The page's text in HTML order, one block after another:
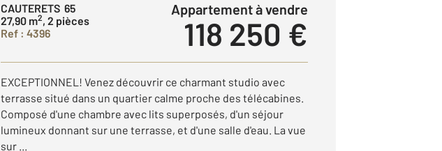
CAUTERETS 65
27,90 m2, 2 pièces
Ref : 4396
Appartement à vendre
118 250 €
EXCEPTIONNEL! Venez découvrir ce charmant studio avec
terrasse situé dans un quartier calme proche des télécabines.
Composé d'une chambre avec lits superposés, d'un séjour
lumineux donnant sur une terrasse, et d'une salle d'eau. La vue
sur ...